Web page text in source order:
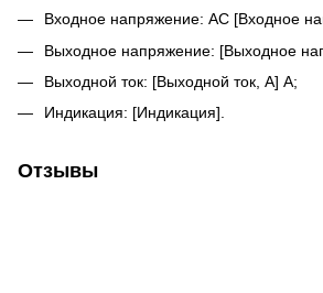
Входное напряжение: AC [Входное
Выходное напряжение: [Выходное
Выходной ток: [Выходной ток, A] A;
Индикация: [Индикация].
Отзывы